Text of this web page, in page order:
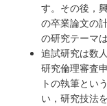
す。その後，
の卒業論文の
の研究テーマ
追試研究は数
研究倫理審査
トの執筆とい
い，研究技法